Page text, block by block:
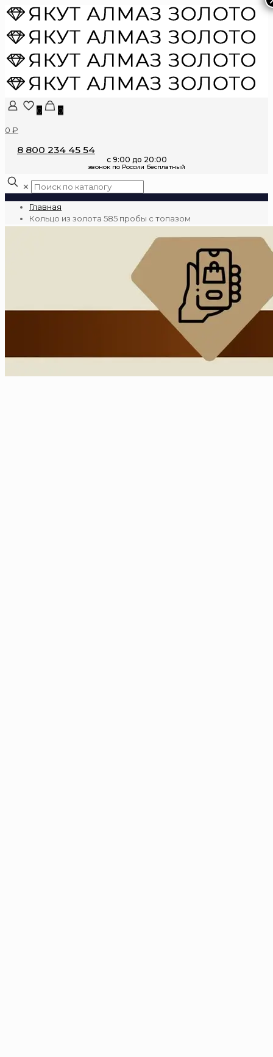
0
0
0 ₽
8 800 234 45 54
✕
Главная
Кольцо из золота 585 пробы с топазом